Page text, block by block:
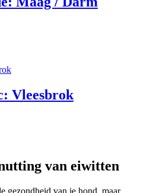
Vleesbrok
van eiwitten